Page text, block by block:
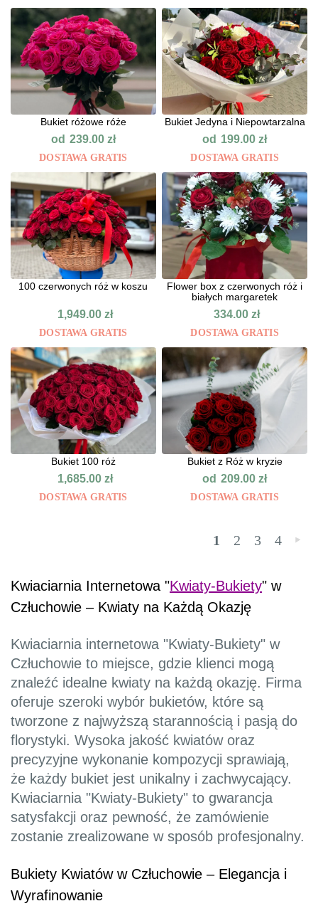
Bukiet różowe róże
od 239.00 zł
DOSTAWA GRATIS
Bukiet Jedyna i Niepowtarzalna
od 199.00zł
DOSTAWA GRATIS
100 czerwonych róż w koszu
1,949.00zł
DOSTAWA GRATIS
Flower box z czerwonych róż i
białych margaretek
334.00zł
DOSTAWA GRATIS
Bukiet 100 róż
1,685.00zł
DOSTAWA GRATIS
Bukiet z Róż w kryzie
od 209.00zł
DOSTAWA GRATIS
1 2 3 4 »
Kwiaciarnia Internetowa "Kwiaty-Bukiety" w
Człuchowie – Kwiaty na Każdą Okazję
Kwiaciarnia internetowa "Kwiaty-Bukiety" w
Człuchowie to miejsce, gdzie klienci mogą
znaleźć idealne kwiaty na każdą okazję. Firma
oferuje szeroki wybór bukietów, które są
tworzone z najwyższą starannością i pasją do
florystyki. Wysoka jakość kwiatów oraz
precyzyjne wykonanie kompozycji sprawiają,
że każdy bukiet jest unikalny i zachwycający.
Kwiaciarnia "Kwiaty-Bukiety" to gwarancja
satysfakcji oraz pewność, że zamówienie
zostanie zrealizowane w sposób profesjonalny.
Bukiety Kwiatów w Człuchowie – Elegancja i
Wyrafinowanie